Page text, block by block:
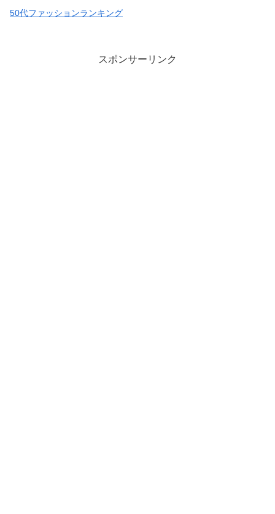
50代ファッションランキング
スポンサーリンク